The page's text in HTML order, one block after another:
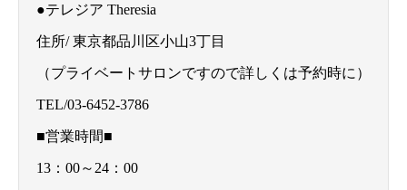
●テレジア Theresia
住所/ 東京都品川区小山3丁目
（プライベートサロンですので詳しくは予約時に）
TEL/03-6452-3786
■営業時間■
13：00～24：00